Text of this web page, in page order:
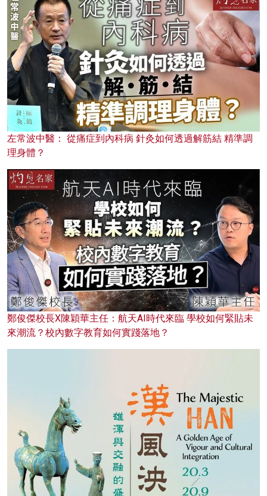
左常波中醫： 從痛症到內科病 針灸如何透過解筋結 精準調
理身體？
鄭俊傑校長X陳穎華主任：航天AI時代來臨 學校如何緊貼未
來潮流？校內數字教育如何實踐落地？